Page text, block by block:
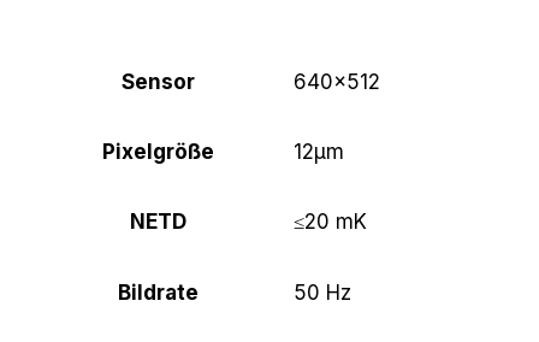
Sensor 640×512
Pixelgröße 12μm
NETD ≤20 mK
Bildrate 50 Hz